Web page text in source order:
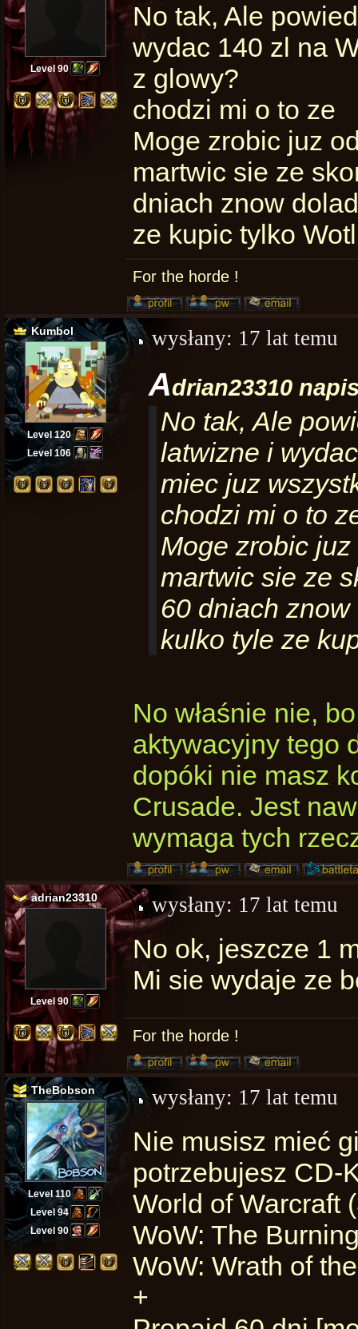
Level 90
No tak, Ale
wydac 140 zl na
z glowy?
chodzi mi o to ze
Moge zrobic juz
martwic sie ze
dniach znow
ze kupic tylko
For the horde !
Kumbol
Level 120
Level 106
wysłany: 17 lat temu
adrian23310
No tak, Ale
latwizne i
miec juz
chodzi mi o to
Moge zrobic
martwic sie ze
60 dniach
kulko tyle ze
No właśnie nie,
aktywacyjny tego
dopóki nie masz
Crusade. Jest
wymaga tych
adrian23310
Level 90
wysłany: 17 lat temu
No ok, jeszcze 1
Mi sie wydaje ze
For the horde !
TheBobson
Level 110
Level 94
Level 90
wysłany: 17 lat temu
Nie musisz mieć
potrzebujesz CD-
World of Warcraft
WoW: The
WoW: Wrath of
+